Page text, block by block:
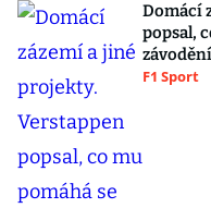
Domácí
popsal,
závodění
F1 Sport